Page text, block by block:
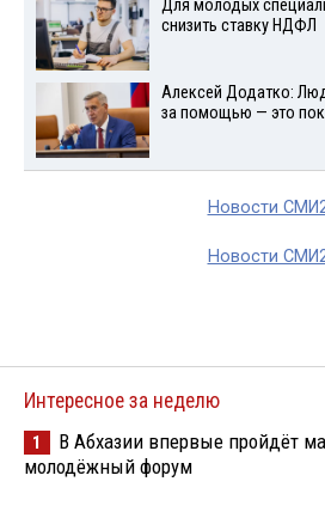
Для молодых
снизить ставку НДФЛ
Алексей Додатко:
за помощью — это
Новости
Новости
Интересное за неделю
1
В Абхазии впервые пройдёт
молодёжный форум